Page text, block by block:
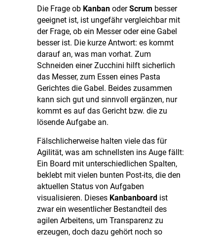
Die Frage ob Kanban oderScrum besser
geeignet ist, ist ungefähr vergleichbar mit
der Frage, ob ein Messer oder eine Gabel
besser ist. Die kurze Antwort: es kommt
darauf an, was man vorhat. Zum
Schneiden einer Zucchini hilft sicherlich
das Messer, zum Essen eines Pasta
Gerichtes die Gabel. Beides zusammen
kann sich gut und sinnvoll ergänzen, nur
kommt es auf das Gericht bzw. die zu
lösende Aufgabe an.
Fälschlicherweise halten viele das für
Agilität, was am schnellsten ins Auge fällt:
Ein Board mit unterschiedlichen Spalten,
beklebt mit vielen bunten Post-its, die den
aktuellen Status von Aufgaben
visualisieren. Dieses Kanbanboard ist
zwar ein wesentlicher Bestandteil des
agilen Arbeitens, um Transparenz zu
erzeugen, doch dazu gehört noch so